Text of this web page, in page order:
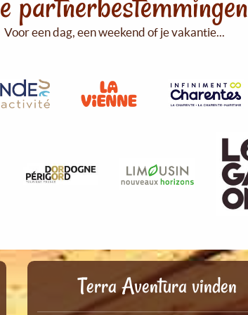
Voor een dag, een weekend of je vakantie...
Terra Aventura vinden